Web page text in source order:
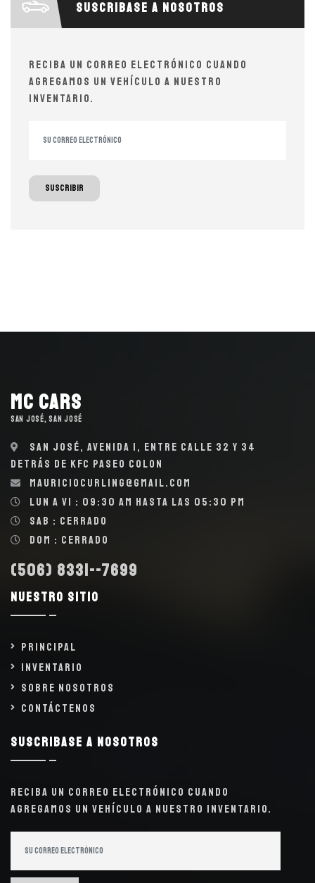
Suscribase a nosotros
Reciba un correo electrónico cuando
agregamos un vehículo a nuestro
inventario.
Suscribir
MC Cars
SAN JOSÉ, SAN JOSÉ
San José, Avenida 1, entre calle 32 y 34
detrás de KFC Paseo Colon
mauriciocurling@gmail.com
Lun a Vi : 09:30 AM hasta las 05:30 PM
Sab : Cerrado
Dom : Cerrado
(506) 8331--7699
Nuestro sitio
Principal
Inventario
Sobre Nosotros
Contáctenos
Suscribase a nosotros
Reciba un correo electrónico cuando
agregamos un vehículo a nuestro inventario.